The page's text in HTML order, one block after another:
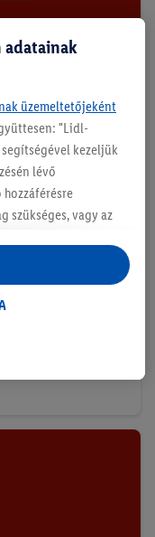
adatainak
üzemeltetőjeként
"Lidl-
kezeljük
lévő
szükséges, vagy az
belül
Ön a Lidl Plus
származó
egyéni célokat, és
technológiák
adatkezeléshez.